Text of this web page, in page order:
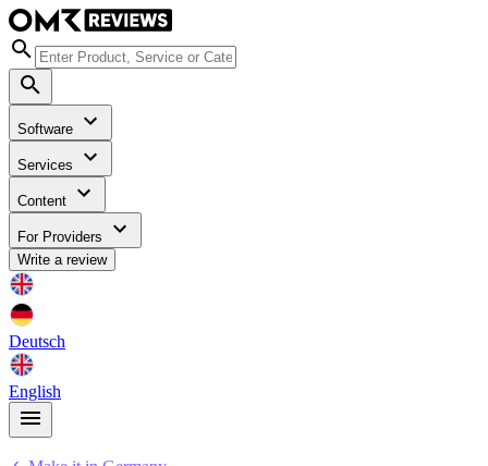
Software
Services
Content
For Providers
Write a review
Deutsch
English